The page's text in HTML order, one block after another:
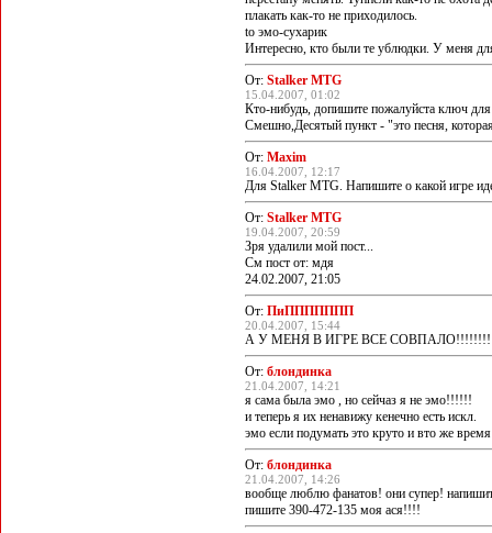
плакать как-то не приходилось.
to эмо-сухарик
Интересно, кто были те ублюдки. У меня
От: Stalker MTG
15.04.2007, 01:02
Кто-нибудь, допишите пожалуйста ключ
Смешно,Десятый пункт - "это песня,
От: Maxim
16.04.2007, 12:17
Для Stalker MTG. Напишите о какой игре
От: Stalker MTG
19.04.2007, 20:59
Зря удалили мой пост...
См пост от: мдя
24.02.2007, 21:05
От: ПиППППППП
20.04.2007, 15:44
А У МЕНЯ В ИГРЕ ВСЕ
От: блондинка
21.04.2007, 14:21
я сама была эмо , но сейчаз я не эмо!!!!!!
и теперь я их ненавижу кенечно есть искл.
эмо если подумать это круто и вто же
От: блондинка
21.04.2007, 14:26
вообще люблю фанатов! они супер!
пишите 390-472-135 моя ася!!!!